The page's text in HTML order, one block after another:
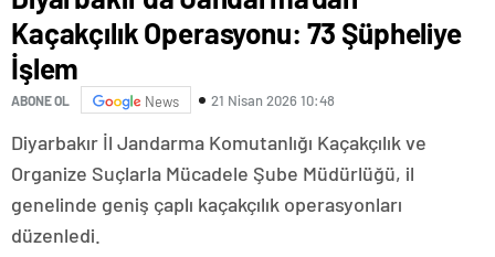
Kaçakçılık Operasyonu: 73 Şüpheliye
İşlem
ABONE OL News 21 Nisan 2026 10:48
Diyarbakır İl Jandarma Komutanlığı Kaçakçılık ve
Organize Suçlarla Mücadele Şube Müdürlüğü, il
genelinde geniş çaplı kaçakçılık operasyonları
düzenledi.